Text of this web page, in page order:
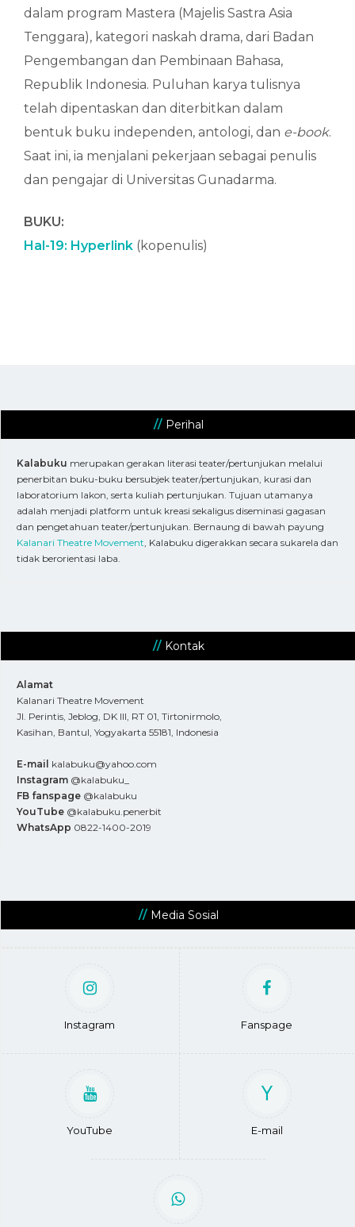
dalam program Mastera (Majelis Sastra Asia
Tenggara), kategori naskah drama, dari Badan
Pengembangan dan Pembinaan Bahasa,
Republik Indonesia. Puluhan karya tulisnya
telah dipentaskan dan diterbitkan dalam
bentuk buku independen, antologi, dan e-book.
Saat ini, ia menjalani pekerjaan sebagai penulis
dan pengajar di Universitas Gunadarma.
BUKU:
Hal-19: Hyperlink (kopenulis)
Perihal
Kalabuku merupakan gerakan literasi teater/pertunjukan melalui
penerbitan buku-buku bersubjek teater/pertunjukan, kurasi dan
laboratorium lakon, serta kuliah pertunjukan. Tujuan utamanya
adalah menjadi platform untuk kreasi sekaligus diseminasi gagasan
dan pengetahuan teater/pertunjukan. Bernaung di bawah payung
Kalanari Theatre Movement, Kalabuku digerakkan secara sukarela dan
tidak berorientasi laba.
Kontak
Alamat
Kalanari Theatre Movement
Jl. Perintis, Jeblog, DK III, RT 01, Tirtonirmolo,
Kasihan, Bantul, Yogyakarta 55181, Indonesia
E-mail kalabuku@yahoo.com
Instagram @kalabuku_
FB fanspage @kalabuku
YouTube @kalabuku.penerbit
WhatsApp 0822-1400-2019
Media Sosial
Instagram Fanspage
YouTube E-mail